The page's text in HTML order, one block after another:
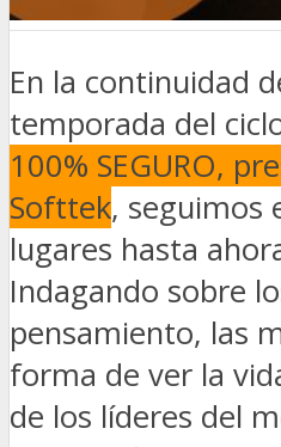
En la continuidad
temporada del
100% SEGURO,
Softtek, seguimos
lugares hasta
Indagando sobre
pensamiento, las
forma de ver la
de los líderes del